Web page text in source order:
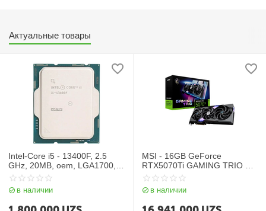
Актуальные товары
Intel-Core i5 - 13400F, 2.5
GHz, 20MB, oem, LGA1700,
Raptor Lake
в наличии
MSI - 16GB GeForce
RTX5070Ti GAMING TRIO OC
PLUS
в наличии